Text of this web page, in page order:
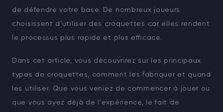
de défendre votre base. De nombreux joueurs
choisissent d'utiliser des croquettes car elles rendent
le processus plus rapide et plus efficace.
Dans cet article, vous découvrirez sur les principaux
types de croquettes, comment les fabriquer et quand
les utiliser. Que vous veniez de commencer à jouer ou
que vous ayez déjà de l'expérience, le fait de